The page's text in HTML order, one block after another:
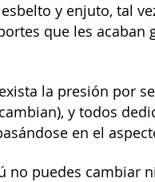
y enjuto, tal
que les acaban
la presión por
y todos
en el
no puedes cambiar